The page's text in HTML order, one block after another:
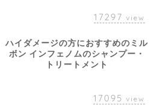
17297 view
ハイダメージの方におすすめのミル
ボン インフェノムのシャンプー・
トリートメント
17095 view